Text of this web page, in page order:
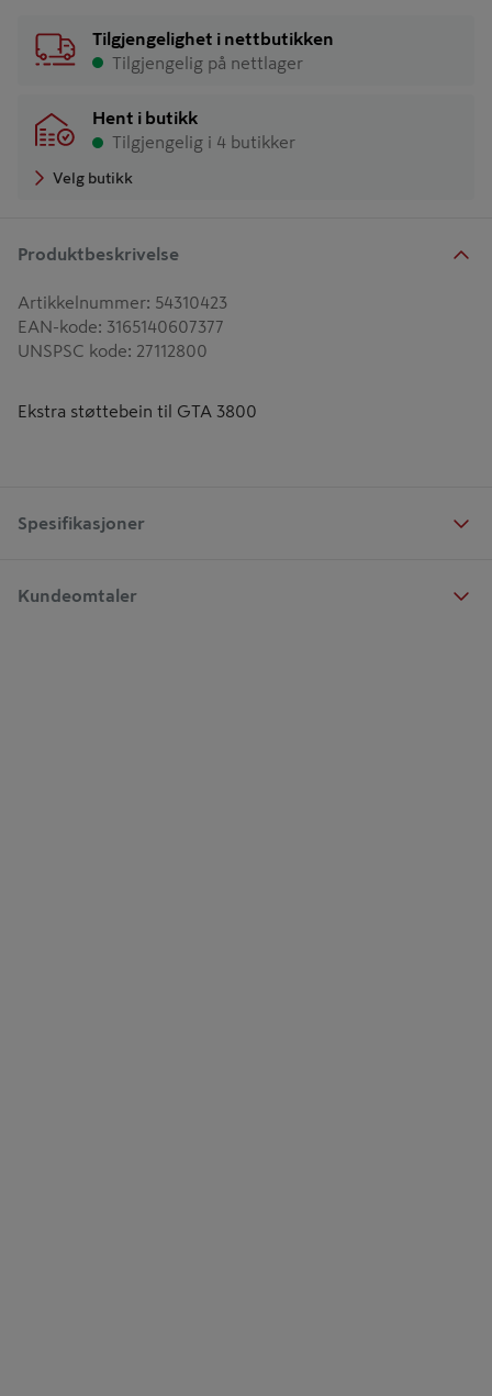
Tilgjengelighet i nettbutikken
Tilgjengelig på nettlager
Hent i butikk
Tilgjengelig i 4 butikker
Velg butikk
Produktbeskrivelse
Artikkelnummer: 54310423
EAN-kode: 3165140607377
UNSPSC kode: 27112800
Ekstra støttebein til GTA 3800
Spesifikasjoner
Kundeomtaler